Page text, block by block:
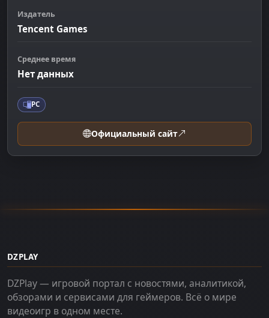
Издатель
Tencent Games
Среднее время
Нет данных
PC
Официальный сайт
DZPLAY
DZPlay — игровой портал с новостями, аналитикой,
обзорами и сервисами для геймеров. Всё о мире
видеоигр в одном месте.